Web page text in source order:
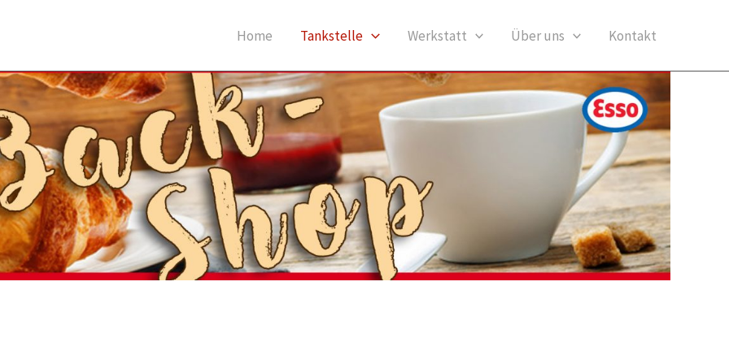
Home Tankstelle Werkstatt Über uns Kontakt